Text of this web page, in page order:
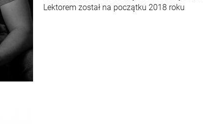
Lektorem został na początku 2018 roku